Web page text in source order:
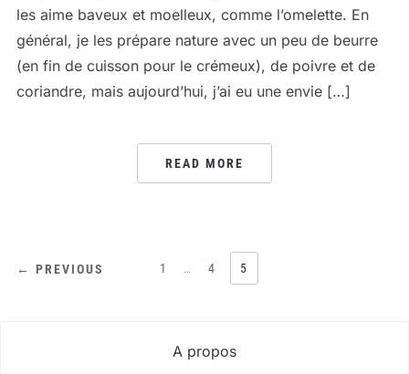
les aime baveux et moelleux, comme l’omelette. En
général, je les prépare nature avec un peu de beurre
(en fin de cuisson pour le crémeux), de poivre et de
coriandre, mais aujourd’hui, j’ai eu une envie […]
READ MORE
PAGINATION
← PREVIOUS 1 … 4 5
A propos